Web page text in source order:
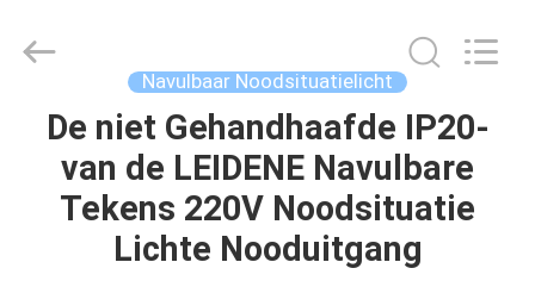
HUIS
PRODUCTEN
Co.,Ltd.
Navulbaar Noodsituatielicht
De niet Gehandhaafde IP20-
van de LEIDENE Navulbare
Tekens 220V Noodsituatie
Lichte Nooduitgang